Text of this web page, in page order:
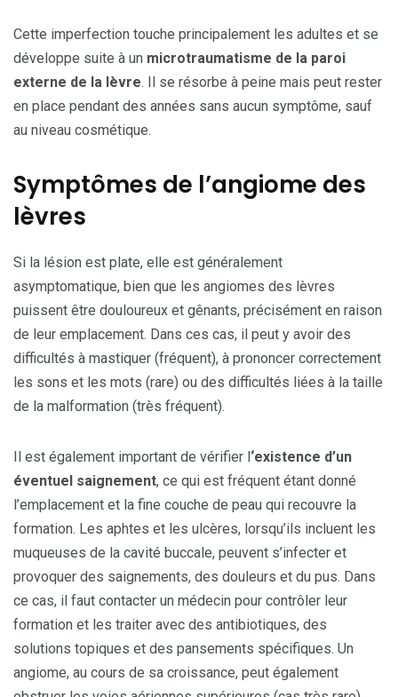
Cette imperfection touche principalement les adultes et se
développe suite à un microtraumatisme de la paroi
externe de la lèvre. Il se résorbe à peine mais peut rester
en place pendant des années sans aucun symptôme, sauf
au niveau cosmétique.
Symptômes de l’angiome des
lèvres
Si la lésion est plate, elle est généralement
asymptomatique, bien que les angiomes des lèvres
puissent être douloureux et gênants, précisément en raison
de leur emplacement. Dans ces cas, il peut y avoir des
difficultés à mastiquer (fréquent), à prononcer correctement
les sons et les mots (rare) ou des difficultés liées à la taille
de la malformation (très fréquent).
Il est également important de vérifier l ‘existence d’un
éventuel saignement, ce qui est fréquent étant donné
l’emplacement et la fine couche de peau qui recouvre la
formation. Les aphtes et les ulcères, lorsqu’ils incluent les
muqueuses de la cavité buccale, peuvent s’infecter et
provoquer des saignements, des douleurs et du pus. Dans
ce cas, il faut contacter un médecin pour contrôler leur
formation et les traiter avec des antibiotiques, des
solutions topiques et des pansements spécifiques. Un
angiome, au cours de sa croissance, peut également